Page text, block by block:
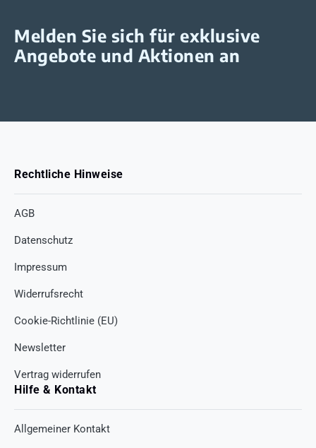
Melden Sie sich für exklusive
Angebote und Aktionen an
Rechtliche Hinweise
AGB
Datenschutz
Impressum
Widerrufsrecht
Cookie-Richtlinie (EU)
Newsletter
Vertrag widerrufen
Hilfe & Kontakt
Allgemeiner Kontakt